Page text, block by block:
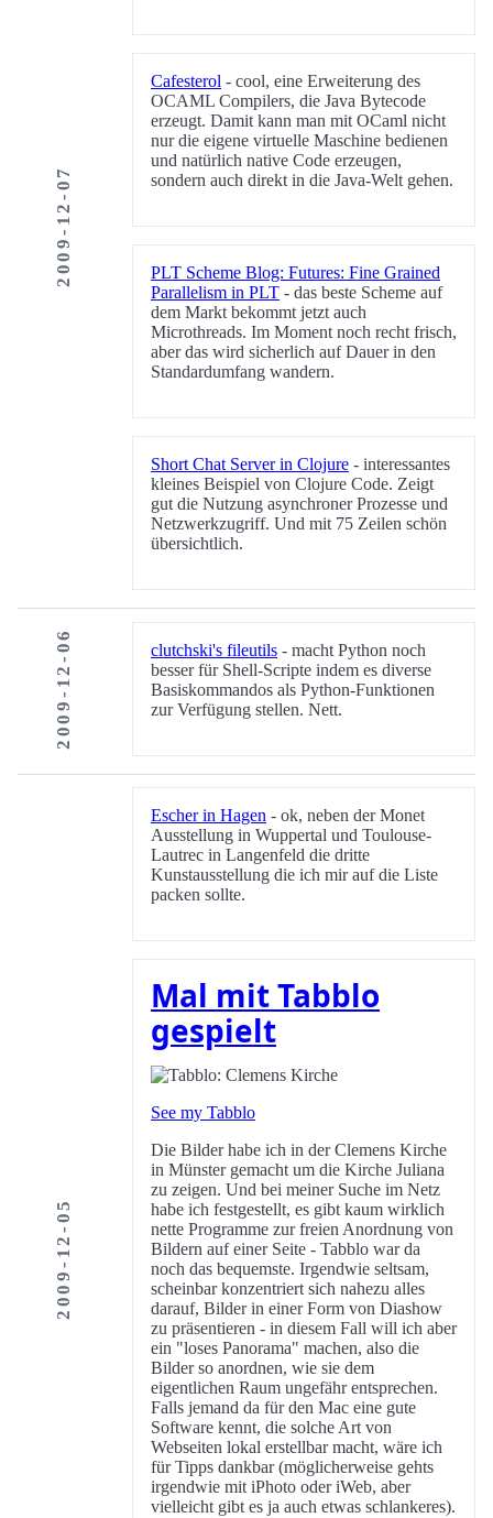
2009-12-07
Cafesterol - cool, eine Erweiterung des
OCAML Compilers, die Java Bytecode
erzeugt. Damit kann man mit OCaml nicht
nur die eigene virtuelle Maschine bedienen
und natürlich native Code erzeugen,
sondern auch direkt in die Java-Welt gehen.
PLT Scheme Blog: Futures: Fine Grained
Parallelism in PLT - das beste Scheme auf
dem Markt bekommt jetzt auch
Microthreads. Im Moment noch recht frisch,
aber das wird sicherlich auf Dauer in den
Standardumfang wandern.
Short Chat Server in Clojure - interessantes
kleines Beispiel von Clojure Code. Zeigt
gut die Nutzung asynchroner Prozesse und
Netzwerkzugriff. Und mit 75 Zeilen schön
übersichtlich.
2009-12-06 clutchski's fileutils - macht Python noch
besser für Shell-Scripte indem es diverse
Basiskommandos als Python-Funktionen
zur Verfügung stellen. Nett.
2009-12-05
Escher in Hagen - ok, neben der Monet
Ausstellung in Wuppertal und Toulouse-
Lautrec in Langenfeld die dritte
Kunstausstellung die ich mir auf die Liste
packen sollte.
Mal mit Tabblo
gespielt
See my Tabblo
Die Bilder habe ich in der Clemens Kirche
in Münster gemacht um die Kirche Juliana
zu zeigen. Und bei meiner Suche im Netz
habe ich festgestellt, es gibt kaum wirklich
nette Programme zur freien Anordnung von
Bildern auf einer Seite - Tabblo war da
noch das bequemste. Irgendwie seltsam,
scheinbar konzentriert sich nahezu alles
darauf, Bilder in einer Form von Diashow
zu präsentieren - in diesem Fall will ich aber
ein "loses Panorama" machen, also die
Bilder so anordnen, wie sie dem
eigentlichen Raum ungefähr entsprechen.
Falls jemand da für den Mac eine gute
Software kennt, die solche Art von
Webseiten lokal erstellbar macht, wäre ich
für Tipps dankbar (möglicherweise gehts
irgendwie mit iPhoto oder iWeb, aber
vielleicht gibt es ja auch etwas schlankeres).